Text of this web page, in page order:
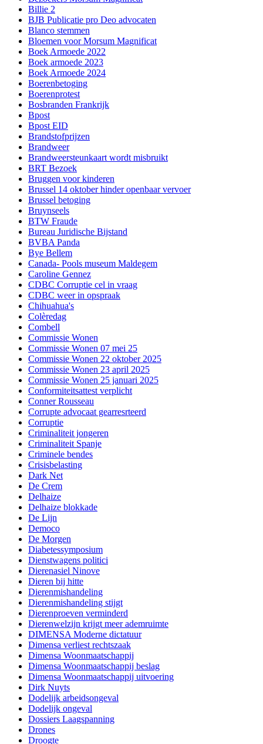
Billie 2
BJB Publicatie pro Deo advocaten
Blanco stemmen
Bloemen voor Morsum Magnificat
Boek Armoede 2022
Boek armoede 2023
Boek Armoede 2024
Boerenbetoging
Boerenprotest
Bosbranden Frankrijk
Bpost
Bpost EID
Brandstofprijzen
Brandweer
Brandweersteunkaart wordt misbruikt
BRT Bezoek
Bruggen voor kinderen
Brussel 14 oktober hinder openbaar vervoer
Brussel betoging
Bruynseels
BTW Fraude
Bureau Juridische Bijstand
BVBA Panda
Bye Bellem
Canada- Pools museum Maldegem
Caroline Gennez
CDBC Corruptie cel in vraag
CDBC weer in opspraak
Chihuahua's
Colèredag
Combell
Commissie Wonen
Commissie Wonen 07 mei 25
Commissie Wonen 22 oktober 2025
Commissie Wonen 23 april 2025
Commissie Wonen 25 januari 2025
Conformiteitsattest verplicht
Conner Rousseau
Corrupte advocaat gearresrteerd
Corruptie
Criminaliteit jongeren
Criminaliteit Spanje
Criminele bendes
Crisisbelasting
Dark Net
De Crem
Delhaize
Delhaize blokkade
De Lijn
Democo
De Morgen
Diabetessymposium
Dienstwagens politici
Dierenasiel Ninove
Dieren bij hitte
Dierenmishandeling
Dierenmishandeling stijgt
Dierenproeven verminderd
Dierenwelzijn krijgt meer ademruimte
DIMENSA Moderne dictatuur
Dimensa verliest rechtszaak
Dimensa Woonmaatschappij
Dimensa Woonmaatschappij beslag
Dimensa Woonmaatschappij uitvoering
Dirk Nuyts
Dodelijk arbeidsongeval
Dodelijk ongeval
Dossiers Laagspanning
Drones
Droogte